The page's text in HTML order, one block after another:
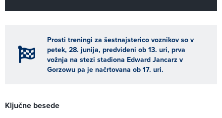
Prosti treningi za šestnajsterico voznikov so v
petek, 28. junija, predvideni ob 13. uri, prva
vožnja na stezi stadiona Edward Jancarz v
Gorzowu pa je načrtovana ob 17. uri.
Ključne besede